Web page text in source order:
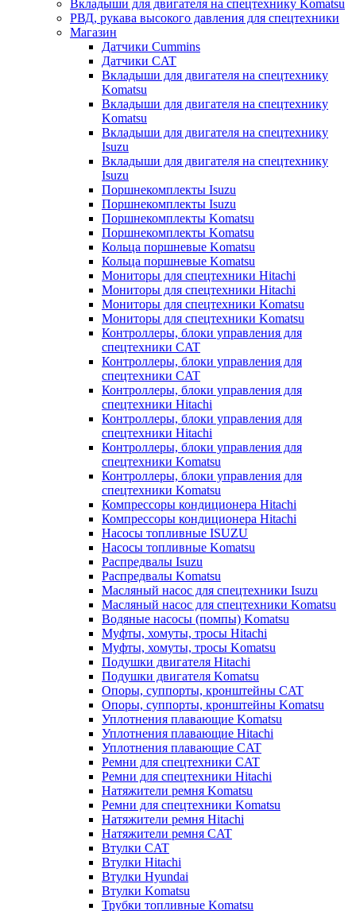
Вкладыши для двигателя на спецтехнику Komatsu
РВД, рукава высокого давления для спецтехники
Магазин
Датчики Cummins
Датчики CAT
Вкладыши для двигателя на спецтехнику
Komatsu
Вкладыши для двигателя на спецтехнику
Komatsu
Вкладыши для двигателя на спецтехнику
Isuzu
Вкладыши для двигателя на спецтехнику
Isuzu
Поршнекомплекты Isuzu
Поршнекомплекты Isuzu
Поршнекомплекты Komatsu
Поршнекомплекты Komatsu
Кольца поршневые Komatsu
Кольца поршневые Komatsu
Мониторы для спецтехники Hitachi
Мониторы для спецтехники Hitachi
Мониторы для спецтехники Komatsu
Мониторы для спецтехники Komatsu
Контроллеры, блоки управления для
спецтехники CAT
Контроллеры, блоки управления для
спецтехники CAT
Контроллеры, блоки управления для
спецтехники Hitachi
Контроллеры, блоки управления для
спецтехники Hitachi
Контроллеры, блоки управления для
спецтехники Komatsu
Контроллеры, блоки управления для
спецтехники Komatsu
Компрессоры кондиционера Hitachi
Компрессоры кондиционера Hitachi
Насосы топливные ISUZU
Насосы топливные Komatsu
Распредвалы Isuzu
Распредвалы Komatsu
Масляный насос для спецтехники Isuzu
Масляный насос для спецтехники Komatsu
Водяные насосы (помпы) Komatsu
Муфты, хомуты, тросы Hitachi
Муфты, хомуты, тросы Komatsu
Подушки двигателя Hitachi
Подушки двигателя Komatsu
Опоры, суппорты, кронштейны CAT
Опоры, суппорты, кронштейны Komatsu
Уплотнения плавающие Komatsu
Уплотнения плавающие Hitachi
Уплотнения плавающие CAT
Ремни для спецтехники CAT
Ремни для спецтехники Hitachi
Натяжители ремня Komatsu
Ремни для спецтехники Komatsu
Натяжители ремня Hitachi
Натяжители ремня CAT
Втулки CAT
Втулки Hitachi
Втулки Hyundai
Втулки Komatsu
Трубки топливные Komatsu